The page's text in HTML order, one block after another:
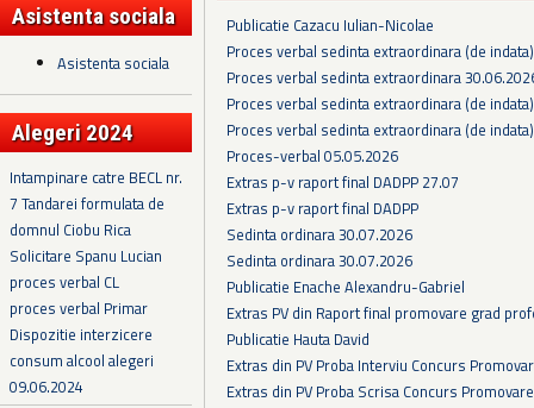
Asistenta sociala
Asistenta sociala
Alegeri 2024
Intampinare catre BECL nr.
7 Tandarei formulata de
domnul Ciobu Rica
Solicitare Spanu Lucian
proces verbal CL
proces verbal Primar
Dispozitie interzicere
consum alcool alegeri
09.06.2024
Publicatie Cazacu Iulian-Nicolae
Proces verbal sedinta extraordinara (de
Proces verbal sedinta extraordinara
Proces verbal sedinta extraordinara (de
Proces verbal sedinta extraordinara (de
Proces-verbal 05.05.2026
Extras p-v raport final DADPP 27.07
Extras p-v raport final DADPP
Sedinta ordinara 30.07.2026
Sedinta ordinara 30.07.2026
Publicatie Enache Alexandru-Gabriel
Extras PV din Raport final promovare grad
Publicatie Hauta David
Extras din PV Proba Interviu Concurs
Extras din PV Proba Scrisa Concurs